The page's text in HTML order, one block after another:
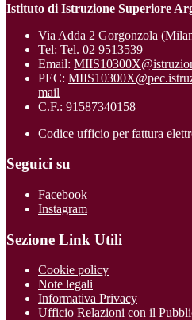
Istituto di Istruzione Superiore
Via Adda 2 Gorgonzola
Tel: Tel. 02 9513539
Email:
PEC:
mail
C.F.: 91587340158
Codice ufficio per fattura
Seguici su
Facebook
Instagram
Sezione Link Utili
Cookie policy
Note legali
Informativa Privacy
Ufficio Relazioni con il